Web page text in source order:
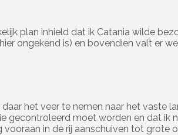
plan inhield dat ik Catania wilde
ongekend is) en bovendien valt er
het veer te nemen naar het vaste
gecontroleerd moet worden en dat
in de rij aanschuiven tot grote